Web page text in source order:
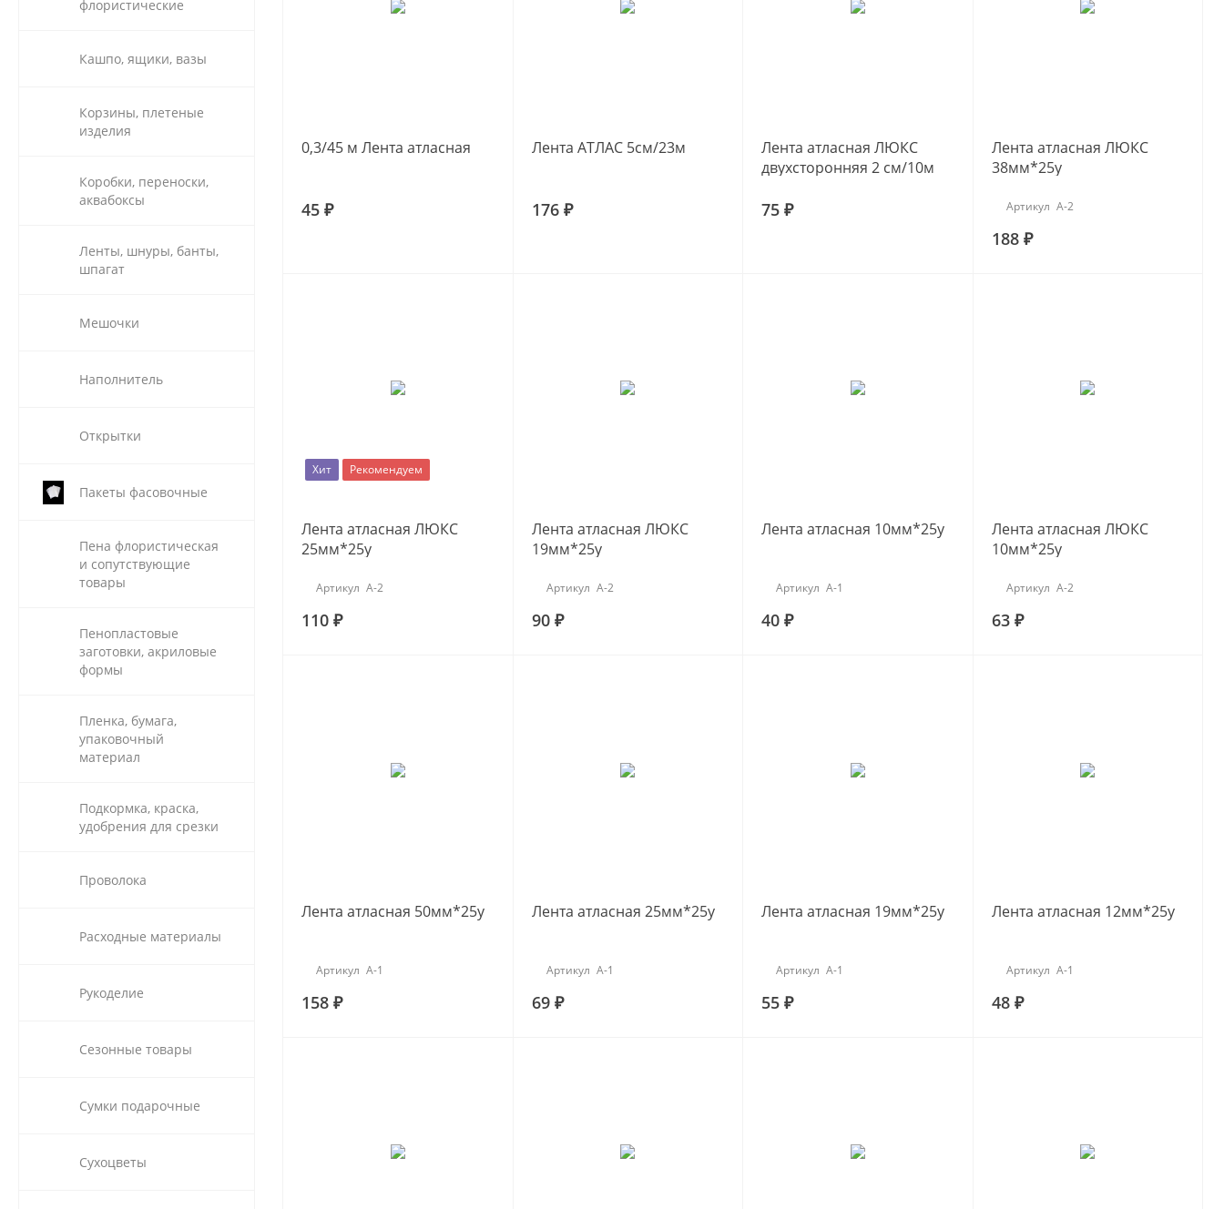
флористические
Кашпо, ящики, вазы
Корзины, плетеные
изделия
Коробки, переноски,
аквабоксы
Ленты, шнуры, банты,
шпагат
Мешочки
Наполнитель
Открытки
Пакеты фасовочные
Пена флористическая
и сопутствующие
товары
Пенопластовые
заготовки, акриловые
формы
Пленка, бумага,
упаковочный
материал
Подкормка, краска,
удобрения для срезки
Проволока
Расходные материалы
Рукоделие
Сезонные товары
Сумки подарочные
Сухоцветы
0,3/45 м Лента атласная
45 ₽
Лента АТЛАС 5см/23м
176 ₽
Лента атласная ЛЮКС
двухсторонняя 2 см/10м
75 ₽
Лента атласная ЛЮКС
38мм*25y
Артикул А-2
188 ₽
Хит Рекомендуем
Лента атласная ЛЮКС
25мм*25y
Артикул А-2
110 ₽
Лента атласная ЛЮКС
19мм*25y
Артикул А-2
90 ₽
Лента атласная 10мм*25y
Артикул А-1
40 ₽
Лента атласная ЛЮКС
10мм*25y
Артикул А-2
63 ₽
Лента атласная 50мм*25y
Артикул А-1
158 ₽
Лента атласная 25мм*25y
Артикул А-1
69 ₽
Лента атласная 19мм*25y
Артикул А-1
55 ₽
Лента атласная 12мм*25y
Артикул А-1
48 ₽